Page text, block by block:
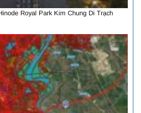
Royal Park Kim Chung Di Trạch